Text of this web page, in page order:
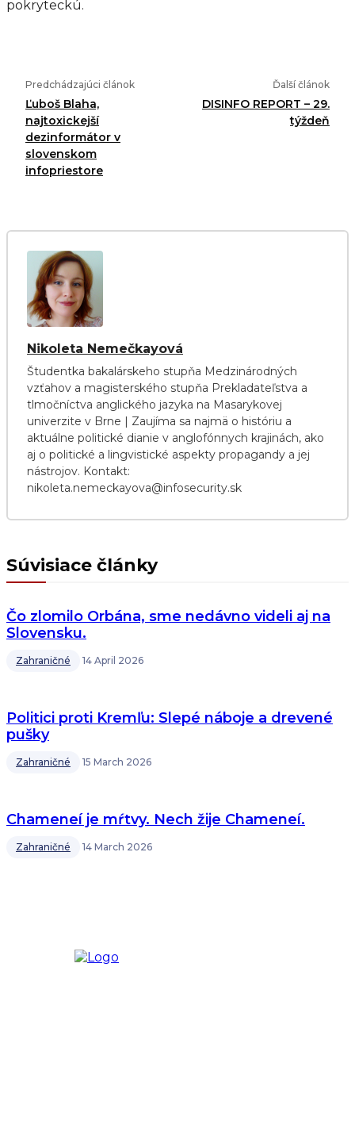
pokryteckú.
Predchádzajúci článok
Ľuboš Blaha,
najtoxickejší
dezinformátor v
slovenskom
infopriestore
Ďalší článok
DISINFO REPORT – 29.
týždeň
Nikoleta Nemečkayová
Študentka bakalárskeho stupňa Medzinárodných
vzťahov a magisterského stupňa Prekladateľstva a
tlmočníctva anglického jazyka na Masarykovej
univerzite v Brne | Zaujíma sa najmä o históriu a
aktuálne politické dianie v anglofónnych krajinách, ako
aj o politické a lingvistické aspekty propagandy a jej
nástrojov. Kontakt:
nikoleta.nemeckayova@infosecurity.sk
Súvisiace články
Čo zlomilo Orbána, sme nedávno videli aj na
Slovensku.
Zahraničné 14 April 2026
Politici proti Kremľu: Slepé náboje a drevené
pušky
Zahraničné 15 March 2026
Chameneí je mŕtvy. Nech žije Chameneí.
Zahraničné 14 March 2026